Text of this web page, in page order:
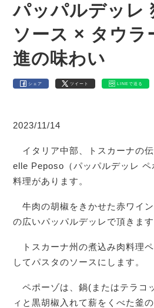
パッパルデッレ
ソース × タウラ
進の味わい
シェア ツイート LINEで送る
2023/11/14
イタリア中部、トスカーナの
elle Peposo（パッパルデッレ ペ
料理があります。
牛肉の胡椒をきかせた赤ワイ
の広いパッパルデッレで頂きます
トスカーナ州の煮込み肉料理
してパスタのソースにします。
ペポーゾは、鍋(またはテラコ
ィと黒胡椒入れて薪をくべた釜